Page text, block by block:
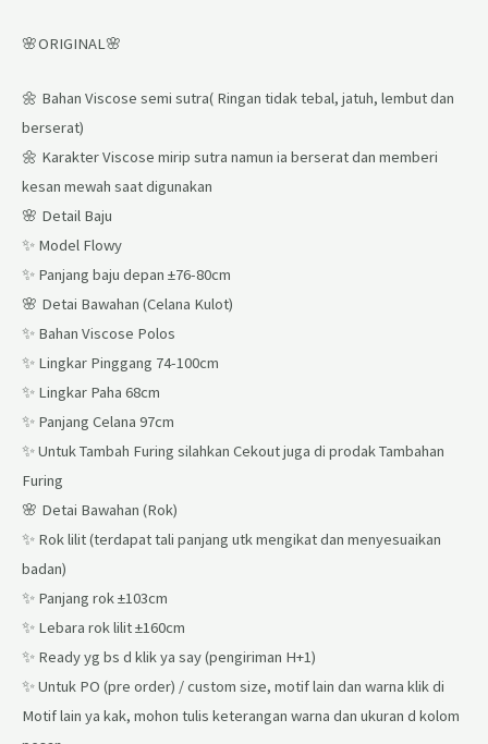
🌸ORIGINAL🌸
🌼 Bahan Viscose semi sutra( Ringan tidak tebal, jatuh, lembut dan
berserat)
🌼 Karakter Viscose mirip sutra namun ia berserat dan memberi
kesan mewah saat digunakan
🌸 Detail Baju
✨ Model Flowy
✨ Panjang baju depan ±76-80cm
🌸 Detai Bawahan (Celana Kulot)
✨ Bahan Viscose Polos
✨ Lingkar Pinggang 74-100cm
✨ Lingkar Paha 68cm
✨ Panjang Celana 97cm
✨ Untuk Tambah Furing silahkan Cekout juga di prodak Tambahan
Furing
🌸 Detai Bawahan (Rok)
✨ Rok lilit (terdapat tali panjang utk mengikat dan menyesuaikan
badan)
✨ Panjang rok ±103cm
✨ Lebara rok lilit ±160cm
✨ Ready yg bs d klik ya say (pengiriman H+1)
✨ Untuk PO (pre order) / custom size, motif lain dan warna klik di
Motif lain ya kak, mohon tulis keterangan warna dan ukuran d kolom